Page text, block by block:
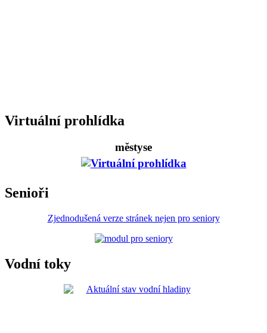
Virtuální prohlídka
městyse
Senioři
Zjednodušená verze stránek nejen pro seniory
Vodní toky